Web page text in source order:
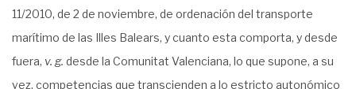
11/2010, de 2 de noviembre, de ordenación del transporte
marítimo de las Illes Balears, y cuanto esta comporta, y desde
fuera, v. g. desde la Comunitat Valenciana, lo que supone, a su
vez, competencias que transcienden a lo estricto autonómico